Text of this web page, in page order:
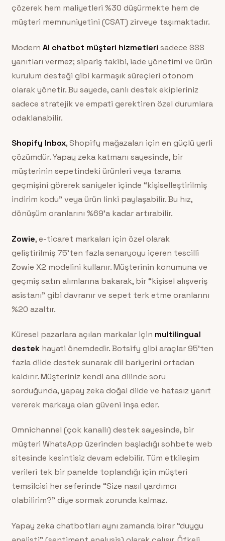
çözerek hem maliyetleri %30 düşürmekte hem de
müşteri memnuniyetini (CSAT) zirveye taşımaktadır.
Modern AI chatbot müşteri hizmetleri sadece SSS
yanıtları vermez; sipariş takibi, iade yönetimi ve ürün
kurulum desteği gibi karmaşık süreçleri otonom
olarak yönetir. Bu sayede, canlı destek ekipleriniz
sadece stratejik ve empati gerektiren özel durumlara
odaklanabilir.
Shopify Inbox, Shopify mağazaları için en güçlü yerli
çözümdür. Yapay zeka katmanı sayesinde, bir
müşterinin sepetindeki ürünleri veya tarama
geçmişini görerek saniyeler içinde “kişiselleştirilmiş
indirim kodu” veya ürün linki paylaşabilir. Bu hız,
dönüşüm oranlarını %69’a kadar artırabilir.
Zowie, e-ticaret markaları için özel olarak
geliştirilmiş 75’ten fazla senaryoyu içeren tescilli
Zowie X2 modelini kullanır. Müşterinin konumuna ve
geçmiş satın alımlarına bakarak, bir “kişisel alışveriş
asistanı” gibi davranır ve sepet terk etme oranlarını
%20 azaltır.
Küresel pazarlara açılan markalar için multilingual
destekhayati önemdedir. Botsify gibi araçlar 95’ten
fazla dilde destek sunarak dil bariyerini ortadan
kaldırır. Müşteriniz kendi ana dilinde soru
sorduğunda, yapay zeka doğal dilde ve hatasız yanıt
vererek markaya olan güveni inşa eder.
Omnichannel (çok kanallı) destek sayesinde, bir
müşteri WhatsApp üzerinden başladığı sohbete web
sitesinde kesintisiz devam edebilir. Tüm etkileşim
verileri tek bir panelde toplandığı için müşteri
temsilcisi her seferinde “Size nasıl yardımcı
olabilirim?” diye sormak zorunda kalmaz.
Yapay zeka chatbotları aynı zamanda birer “duygu